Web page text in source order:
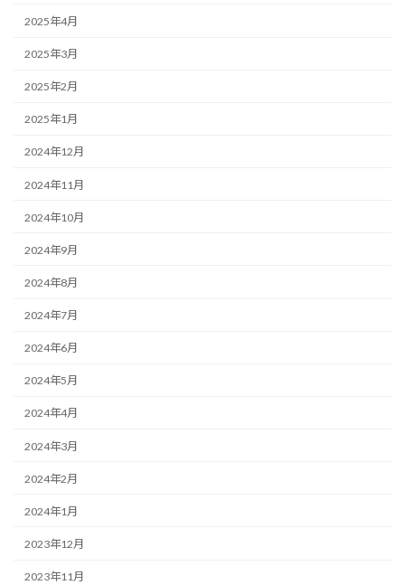
2025年4月
2025年3月
2025年2月
2025年1月
2024年12月
2024年11月
2024年10月
2024年9月
2024年8月
2024年7月
2024年6月
2024年5月
2024年4月
2024年3月
2024年2月
2024年1月
2023年12月
2023年11月